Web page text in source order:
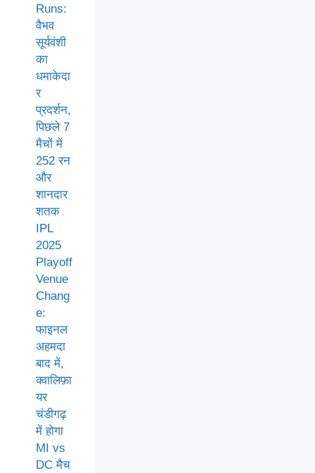
Runs:
वैभव
सूर्यवंशी
का
धमाकेदा
र
प्रदर्शन,
पिछले 7
मैचों में
252 रन
और
शानदार
शतक
IPL
2025
Playoff
Venue
Chang
e:
फाइनल
अहमदा
बाद में,
क्वालिफ़ा
यर
चंडीगढ़
में होगा
MI vs
DC मैच